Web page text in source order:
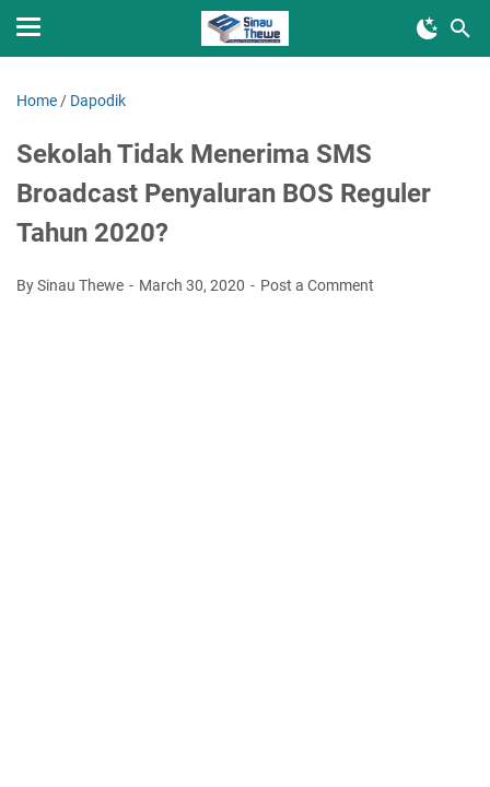
Home / Dapodik
Sekolah Tidak Menerima SMS
Broadcast Penyaluran BOS Reguler
Tahun 2020?
By Sinau Thewe March 30, 2020 Post a Comment